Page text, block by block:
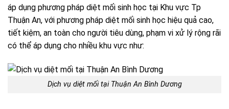
áp dụng phương pháp diệt mối sinh học tại Khu vực Tp
Thuận An, với phương pháp diệt mối sinh học hiệu quả cao,
tiết kiệm, an toàn cho người tiêu dùng, phạm vi xử lý rộng rãi
có thể áp dụng cho nhiều khu vực như:
Dịch vụ diệt mối tại Thuận An Bình Dương